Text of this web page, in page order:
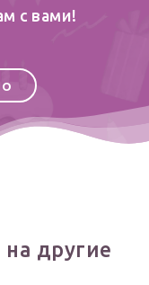
с вами!
другие